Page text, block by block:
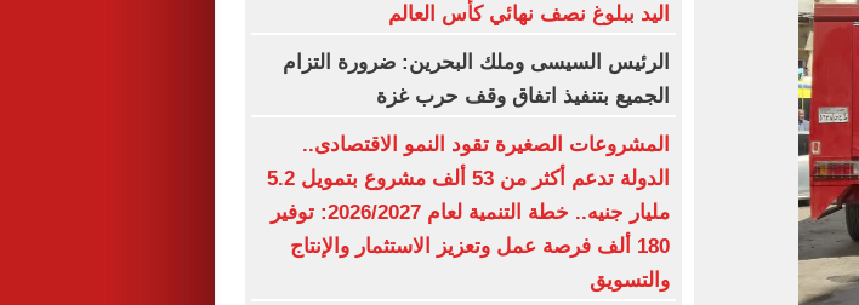
اليد ببلوغ نصف نهائي كأس العالم
الرئيس السيسى وملك البحرين: ضرورة التزام
الجميع بتنفيذ اتفاق وقف حرب غزة
المشروعات الصغيرة تقود النمو الاقتصادى..
الدولة تدعم أكثر من 53 ألف مشروع بتمويل 5.2
مليار جنيه.. خطة التنمية لعام 2026/2027: توفير
180 ألف فرصة عمل وتعزيز الاستثمار والإنتاج
والتسويق